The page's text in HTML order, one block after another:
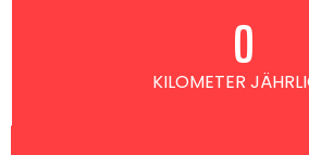
KILOMETER
0